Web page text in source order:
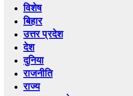
विशेष
बिहार
उत्तर प्रदेश
देश
दुनिया
राजनीति
राज्य